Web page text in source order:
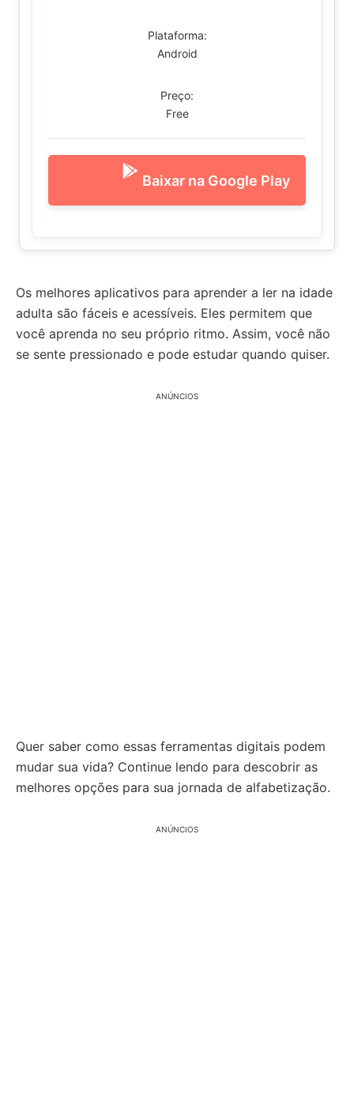
Plataforma:
Android
Preço:
Free
Baixar na Google Play
Os melhores aplicativos para aprender a ler na idade
adulta são fáceis e acessíveis. Eles permitem que
você aprenda no seu próprio ritmo. Assim, você não
se sente pressionado e pode estudar quando quiser.
ANÚNCIOS
Quer saber como essas ferramentas digitais podem
mudar sua vida? Continue lendo para descobrir as
melhores opções para sua jornada de alfabetização.
ANÚNCIOS